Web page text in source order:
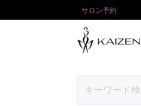
サロン予約